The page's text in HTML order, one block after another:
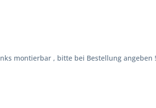
montierbar , bitte bei Bestellung angeben !